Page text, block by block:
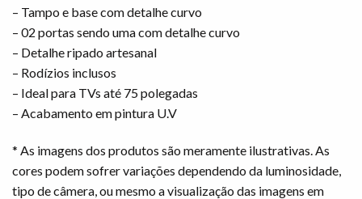
– Tampo e base com detalhe curvo
– 02 portas sendo uma com detalhe curvo
– Detalhe ripado artesanal
– Rodízios inclusos
– Ideal para TVs até 75 polegadas
– Acabamento em pintura U.V
* As imagens dos produtos são meramente ilustrativas. As
cores podem sofrer variações dependendo da luminosidade,
tipo de câmera, ou mesmo a visualização das imagens em